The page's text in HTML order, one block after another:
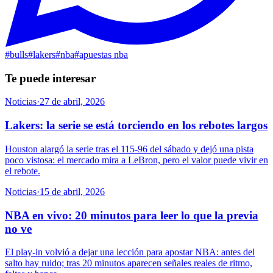
#bulls#lakers#nba#apuestas nba
Te puede interesar
Noticias·27 de abril, 2026
Lakers: la serie se está torciendo en los rebotes largos
Houston alargó la serie tras el 115-96 del sábado y dejó una pista
poco vistosa: el mercado mira a LeBron, pero el valor puede vivir en
el rebote.
Noticias·15 de abril, 2026
NBA en vivo: 20 minutos para leer lo que la previa
no ve
El play-in volvió a dejar una lección para apostar NBA: antes del
salto hay ruido; tras 20 minutos aparecen señales reales de ritmo,